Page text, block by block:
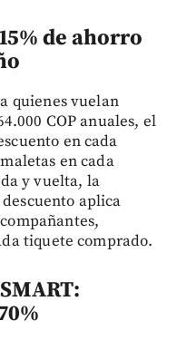
de ahorro
quienes vuelan
COP anuales, el
en cada
en cada
y vuelta, la
aplica
tiquete comprado.